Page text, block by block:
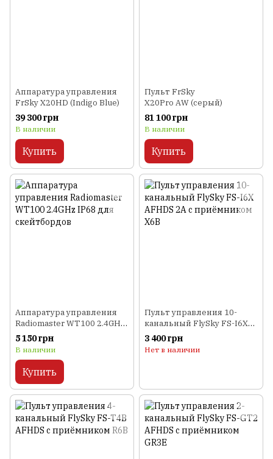
Аппаратура управления
FrSky X20HD (Indigo Blue)
39 300 грн
В наличии
Купить
Пульт FrSky
X20Pro AW (серый)
81 100 грн
В наличии
Купить
Аппаратура управления
Radiomaster WT100 2.4GHz
IP68 для скейтбордов
5 150 грн
В наличии
Купить
Пульт управления 10-
канальный FlySky FS-I6X
AFHDS 2A с приёмником
X6B
3 400 грн
Нет в наличии